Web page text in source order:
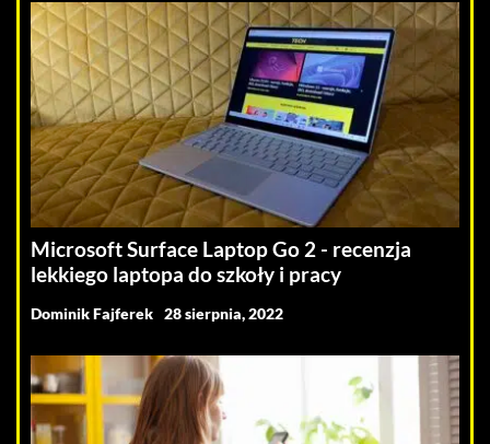
Microsoft Surface Laptop Go 2 - recenzja
lekkiego laptopa do szkoły i pracy
Dominik Fajferek 28 sierpnia, 2022